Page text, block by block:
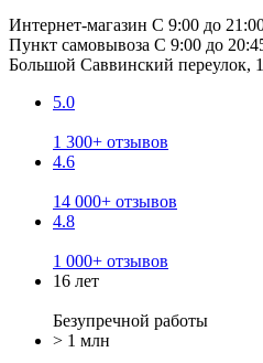
Интернет-магазин С 9:00 до
Пункт самовывоза С 9:00 до
Большой Саввинский переулок,
5.0
1 300+ отзывов
4.6
14 000+ отзывов
4.8
1 000+ отзывов
16 лет
Безупречной работы
> 1 млн